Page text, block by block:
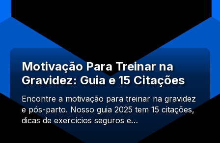
Motivação Para Treinar na
Gravidez: Guia e 15 Citações
Encontre a motivação para treinar na gravidez
e pós-parto. Nosso guia 2025 tem 15 citações,
dicas de exercícios seguros e…